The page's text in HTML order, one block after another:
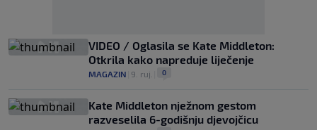
VIDEO / Oglasila se Kate Middleton:
Otkrila kako napreduje liječenje
MAGAZIN 9. ruj. 0
Kate Middleton nježnom gestom
razveselila 6-godišnju djevojčicu